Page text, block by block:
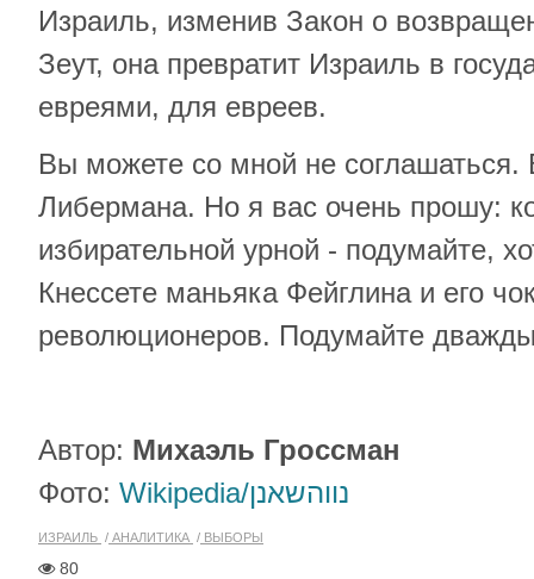
Израиль, изменив Закон о
Зеут, она превратит Израиль в
евреями, для евреев.
Вы можете со мной не
Либермана. Но я вас очень прошу:
избирательной урной - подумайте,
Кнессете маньяка Фейглина и его
революционеров. Подумайте
Автор: Михаэль Гроссман
Фото: Wikipedia/נווהשאנן
ИЗРАИЛЬ АНАЛИТИКА ВЫБОРЫ
80